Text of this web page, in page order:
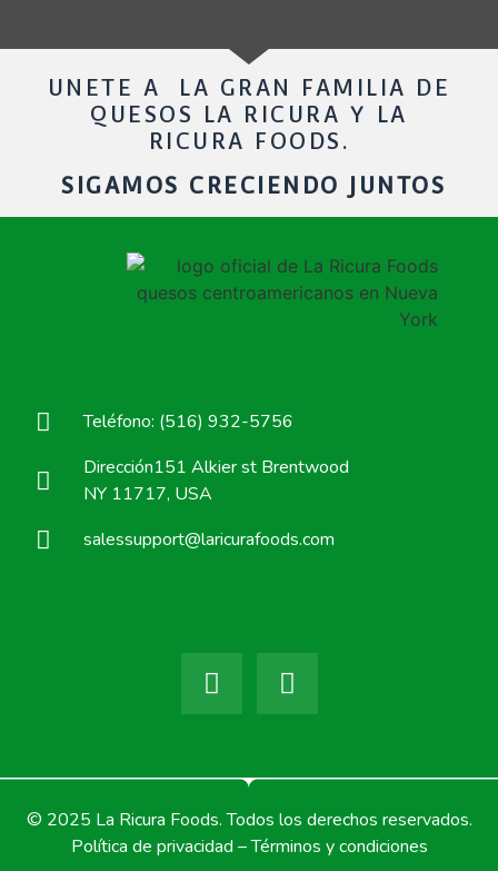
UNETE A LA GRAN FAMILIA DE
QUESOS LA RICURA Y LA
RICURA FOODS.
SIGAMOS CRECIENDO JUNTOS
Teléfono: (516) 932-5756
Dirección151 Alkier st Brentwood
NY 11717, USA
salessupport@laricurafoods.com
© 2025 La Ricura Foods. Todos los derechos reservados.
Política de privacidad – Términos y condiciones